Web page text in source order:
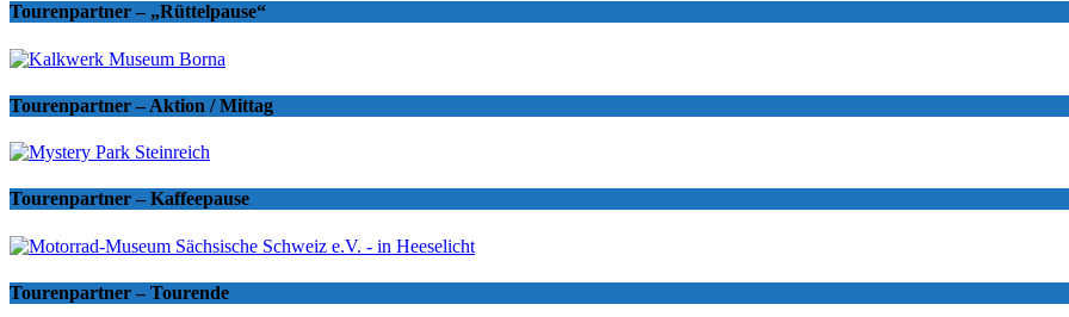
Tourenpartner – „Rüttelpause“
Tourenpartner – Aktion / Mittag
Tourenpartner – Kaffeepause
Tourenpartner – Tourende